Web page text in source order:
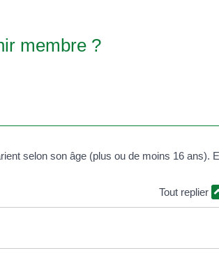
membre ?
selon son âge (plus ou de moins 16 ans).
Tout replier